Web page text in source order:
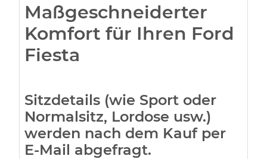
Maßgeschneiderter
Komfort für Ihren Ford
Fiesta
Sitzdetails (wie Sport oder
Normalsitz, Lordose usw.)
werden nach dem Kauf per
E-Mail abgefragt.